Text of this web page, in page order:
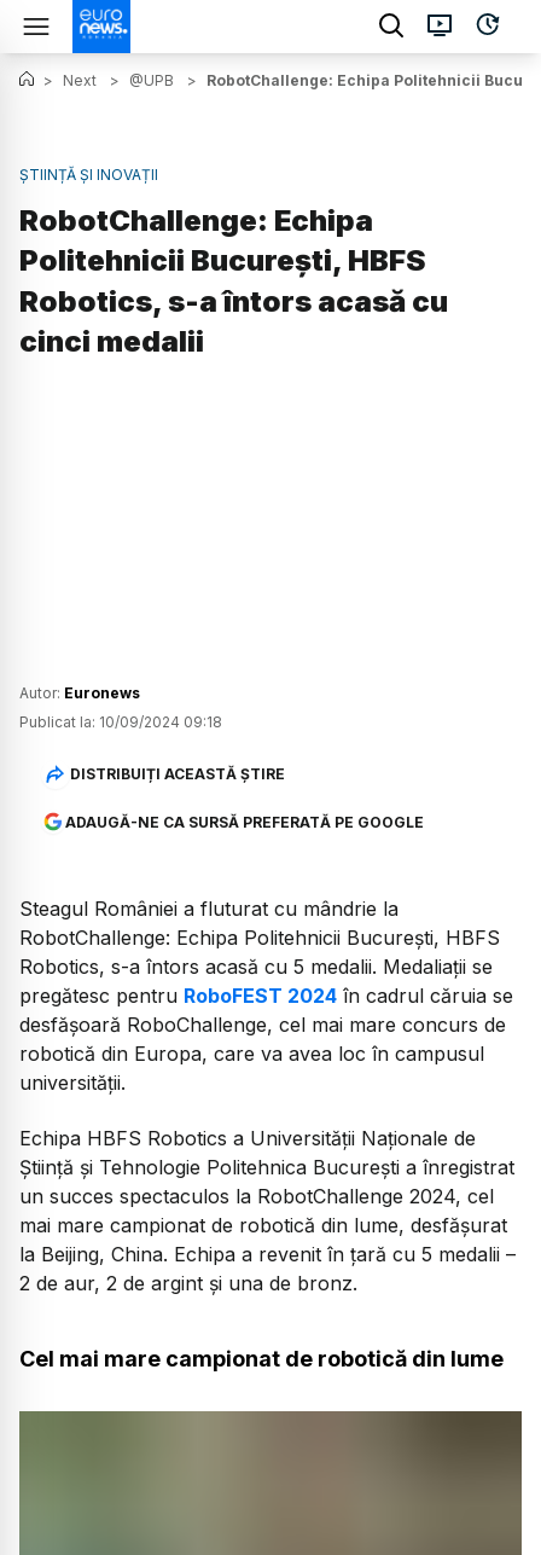
> Next > @UPB > RobotChallenge: Echipa Politehnicii
ȘTIINȚĂ ȘI INOVAȚII
RobotChallenge: Echipa
Politehnicii București, HBFS
Robotics, s-a întors acasă cu
cinci medalii
Autor: Euronews
Publicat la: 10/09/2024 09:18
DISTRIBUIȚI ACEASTĂ ȘTIRE
ADAUGĂ-NE CA SURSĂ PREFERATĂ PE GOOGLE
Steagul României a fluturat cu mândrie la
RobotChallenge: Echipa Politehnicii București, HBFS
Robotics, s-a întors acasă cu 5 medalii. Medaliații se
pregătesc pentru RoboFEST 2024 în cadrul căruia se
desfășoară RoboChallenge, cel mai mare concurs de
robotică din Europa, care va avea loc în campusul
universității.
Echipa HBFS Robotics a Universității Naționale de
Știință și Tehnologie Politehnica București a înregistrat
un succes spectaculos la RobotChallenge 2024, cel
mai mare campionat de robotică din lume, desfășurat
la Beijing, China. Echipa a revenit în țară cu 5 medalii –
2 de aur, 2 de argint și una de bronz.
Cel mai mare campionat de robotică din lume